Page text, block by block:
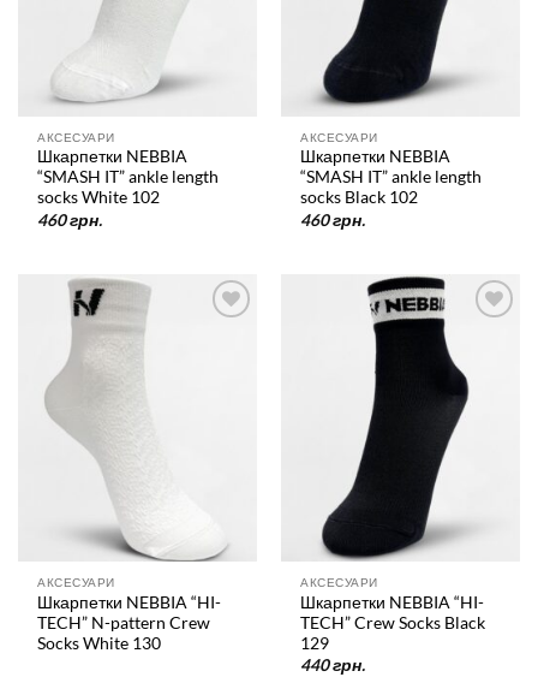
АКСЕСУАРИ
Шкарпетки NEBBIA
“SMASH IT” ankle length
socks White 102
460грн.
АКСЕСУАРИ
Шкарпетки NEBBIA
“SMASH IT” ankle length
socks Black 102
460грн.
АКСЕСУАРИ
Шкарпетки NEBBIA “HI-
TECH” N-pattern Crew
Socks White 130
бажань
АКСЕСУАРИ
Шкарпетки NEBBIA “HI-
TECH” Crew Socks Black
129
440грн.